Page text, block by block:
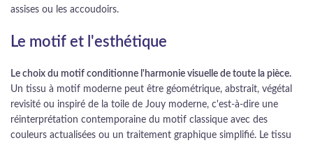
assises ou les accoudoirs.
Le motif et l'esthétique
Le choix du motif conditionne l'harmonie visuelle de toute la pièce.
Un tissu à motif moderne peut être géométrique, abstrait, végétal
revisité ou inspiré de la toile de Jouy moderne, c'est-à-dire une
réinterprétation contemporaine du motif classique avec des
couleurs actualisées ou un traitement graphique simplifié. Le tissu